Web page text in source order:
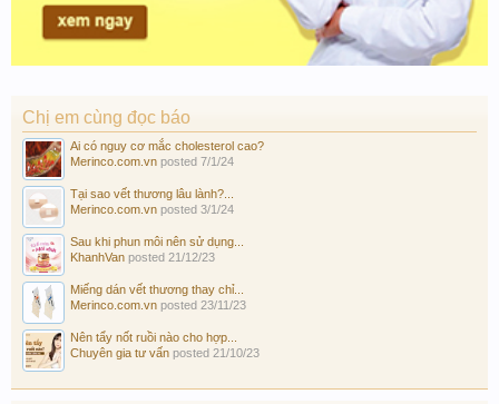
Chị em cùng đọc báo
Ai có nguy cơ mắc cholesterol cao?
Merinco.com.vn posted 7/1/24
Tại sao vết thương lâu lành?...
Merinco.com.vn posted 3/1/24
Sau khi phun môi nên sử dụng...
KhanhVan posted 21/12/23
Miếng dán vết thương thay chỉ...
Merinco.com.vn posted 23/11/23
Nên tẩy nốt ruồi nào cho hợp...
Chuyên gia tư vấn posted 21/10/23